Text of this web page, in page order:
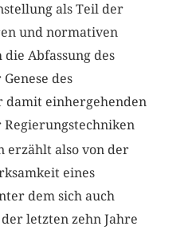
als Teil der
und normativen
Abfassung des
des
damit einhergehenden
erzählt also von der
eines
dem sich auch
letzten zehn Jahre